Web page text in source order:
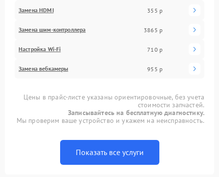
Замена HDMI 355 р
Замена шим-контроллера 3865 р
Настройка Wi-Fi 710 р
Замена вебкамеры 955 р
Цены в прайс-листе указаны ориентировочные, без учета
стоимости запчастей.
Записывайтесь на бесплатную диагностику.
Мы проверим ваше устройство и укажем на неисправность.
Показать все услуги